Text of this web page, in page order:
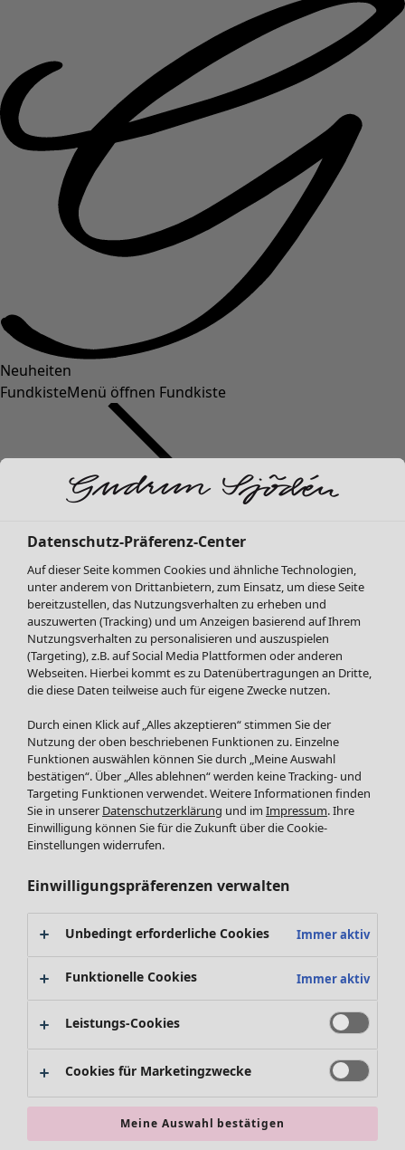
Neuheiten
FundkisteMenü öffnen Fundkiste
SALE Mode
Alle anzeigen
Kleider
Tuniken
Blusen
Pullover & Shirts
Hosen
Röcke
Jacken & Mäntel
Leggings /Strumpfhosen
Accessoires
Schuhe
Bademode
Basics
SALE Zuhause
Alle anzeigen
Teppiche
SALE Aktionen
Datenschutz-Präferenz-Center
Auf dieser Seite kommen Cookies und ähnliche Technologien,
unter anderem von Drittanbietern, zum Einsatz, um diese Seite
bereitzustellen, das Nutzungsverhalten zu erheben und
auszuwerten (Tracking) und um Anzeigen basierend auf Ihrem
Nutzungsverhalten zu personalisieren und auszuspielen
(Targeting), z.B. auf Social Media Plattformen oder anderen
Webseiten. Hierbei kommt es zu Datenübertragungen an Dritte,
die diese Daten teilweise auch für eigene Zwecke nutzen.
Durch einen Klick auf „Alles akzeptieren“ stimmen Sie der
Nutzung der oben beschriebenen Funktionen zu. Einzelne
Funktionen auswählen können Sie durch „Meine Auswahl
bestätigen“. Über „Alles ablehnen“ werden keine Tracking- und
Targeting Funktionen verwendet. Weitere Informationen finden
Sie in unserer Datenschutzerklärung und im Impressum. Ihre
Einwilligung können Sie für die Zukunft über die Cookie-
Einstellungen widerrufen.
Einwilligungspräferenzen verwalten
Unbedingt erforderliche Cookies Immer aktiv
Funktionelle Cookies Immer aktiv
Leistungs-Cookies
Cookies für Marketingzwecke
Meine Auswahl bestätigen